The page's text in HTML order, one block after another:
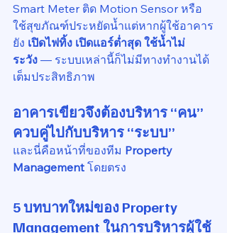
Smart Meter ติด Motion Sensor หรือ
ใช้สุขภัณฑ์ประหยัดน้ำแต่หากผู้ใช้อาคาร
ยัง เปิดไฟทิ้ง เปิดแอร์ต่ำสุด ใช้น้ำไม่
ระวัง — ระบบเหล่านี้ก็ไม่มีทางทำงานได้
เต็มประสิทธิภาพ
อาคารเขียวจึงต้องบริหาร “คน”
ควบคู่ไปกับบริหาร “ระบบ”
และนี่คือหน้าที่ของทีม Property
Management โดยตรง
5 บทบาทใหม่ของ Property
Management ในการบริหารผู้ใช้